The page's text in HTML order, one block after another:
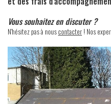
Vous souhaitez en discuter ?
N'hésitez pas à nous contacter ! Nos